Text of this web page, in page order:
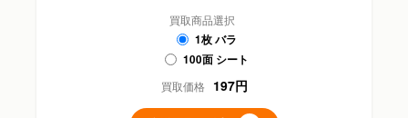
買取商品選択
1枚 バラ
100面 シート
買取価格
197円